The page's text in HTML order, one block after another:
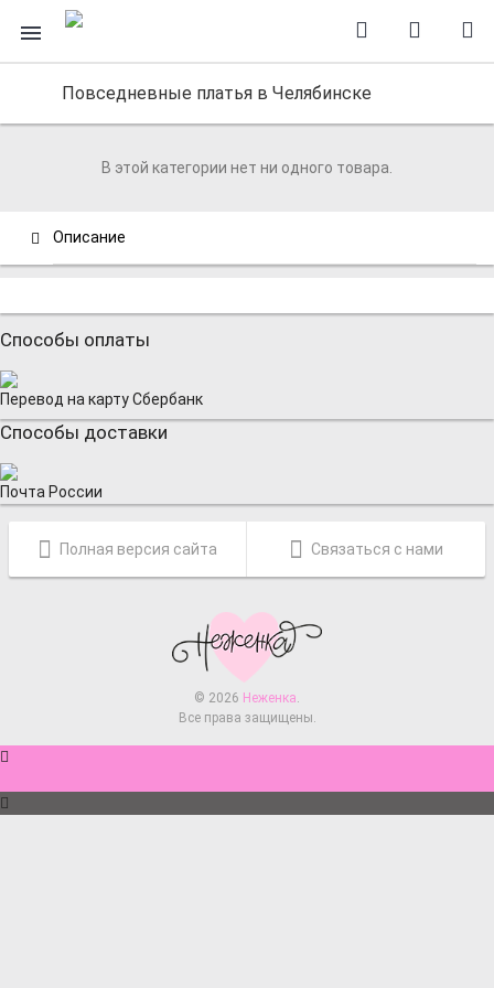
Повседневные платья в Челябинске
В этой категории нет ни одного товара.
Описание
Способы оплаты
Перевод на карту Сбербанк
Способы доставки
Почта России
Полная версия сайта Связаться с нами
© 2026 Неженка.
Все права защищены.